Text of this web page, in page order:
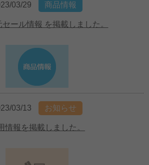
03/29 商品情報
ール情報 を掲載しました。
03/13 お知らせ
情報を掲載しました。